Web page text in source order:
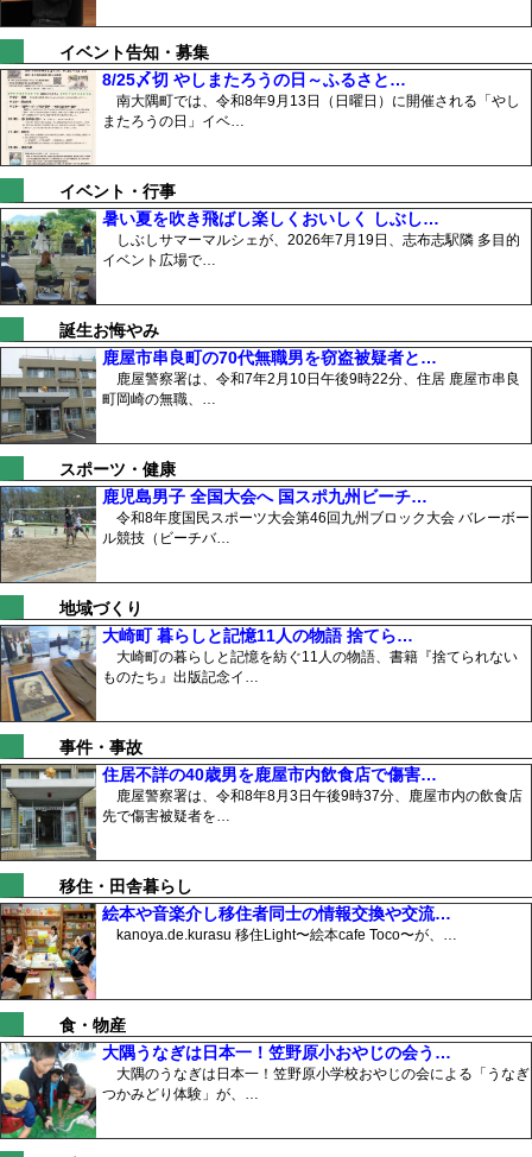
イベント告知・募集
8/25〆切 やしまたろうの日～ふるさと…
南大隅町では、令和8年9月13日（日曜日）に開催される「やし
またろうの日」イベ…
イベント・行事
暑い夏を吹き飛ばし楽しくおいしく しぶし…
しぶしサマーマルシェが、2026年7月19日、志布志駅隣 多目的
イベント広場で…
誕生お悔やみ
鹿屋市串良町の70代無職男を窃盗被疑者と…
鹿屋警察署は、令和7年2月10日午後9時22分、住居 鹿屋市串良
町岡崎の無職、…
スポーツ・健康
鹿児島男子 全国大会へ 国スポ九州ビーチ…
令和8年度国民スポーツ大会第46回九州ブロック大会 バレーボー
ル競技（ビーチバ…
地域づくり
大崎町 暮らしと記憶11人の物語 捨てら…
大崎町の暮らしと記憶を紡ぐ11人の物語、書籍『捨てられない
ものたち』出版記念イ…
事件・事故
住居不詳の40歳男を鹿屋市内飲食店で傷害…
鹿屋警察署は、令和8年8月3日午後9時37分、鹿屋市内の飲食店
先で傷害被疑者を…
移住・田舎暮らし
絵本や音楽介し移住者同士の情報交換や交流…
kanoya.de.kurasu 移住Light〜絵本cafe Toco〜が、…
食・物産
大隅うなぎは日本一！笠野原小おやじの会う…
大隅のうなぎは日本一！笠野原小学校おやじの会による「うなぎ
つかみどり体験」が、…